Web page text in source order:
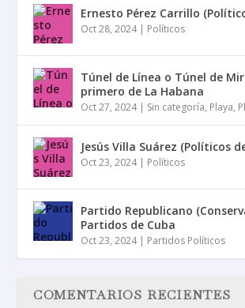
Ernesto Pérez Carrillo
Oct 28, 2024| Políticos
Túnel de Línea o Túnel de
primero de La Habana
Oct 27, 2024| Sin categoría, Playa,
Jesús Villa Suárez (Políticos
Oct 23, 2024| Políticos
Partido Republicano
Partidos de Cuba
Oct 23, 2024| Partidos Políticos
COMENTARIOS RECIENTES